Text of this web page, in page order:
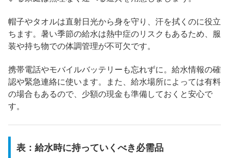
帽子やタオルは直射日光から身を守り、汗を拭くのに役立
ちます。暑い季節の給水は熱中症のリスクもあるため、服
装や持ち物での体調管理が不可欠です。
携帯電話やモバイルバッテリーも忘れずに。給水情報の確
認や緊急連絡に使います。また、給水場所によっては有料
の場合もあるので、少額の現金も準備しておくと安心で
す。
表：給水時に持っていくべき必需品